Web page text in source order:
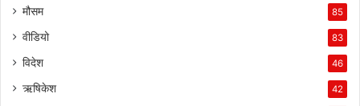
मौसम 85
वीडियो 83
विदेश 46
ऋषिकेश 42